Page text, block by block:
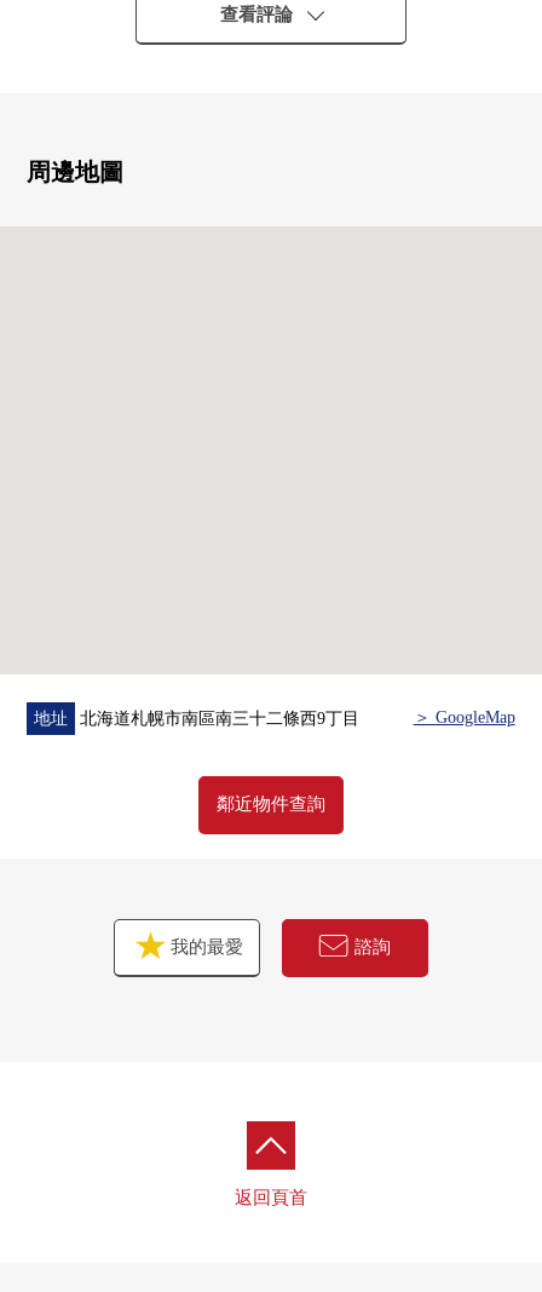
○ 6層樓3樓部分
0貯藏室有(有空位狀況關鍵確認)
查看評論
周邊地圖
地址 北海道札幌市南區南三十二條西9丁目 ＞ GoogleMap
鄰近物件查詢
我的最愛 諮詢
返回頁首